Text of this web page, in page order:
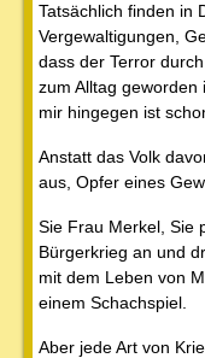
Tatsächlich finden in
Vergewaltigungen,
dass der Terror
zum Alltag geworden
mir hingegen ist
Anstatt das Volk
aus, Opfer eines
Sie Frau Merkel, Sie
Bürgerkrieg an und
mit dem Leben von
einem Schachspiel.
Aber jede Art von